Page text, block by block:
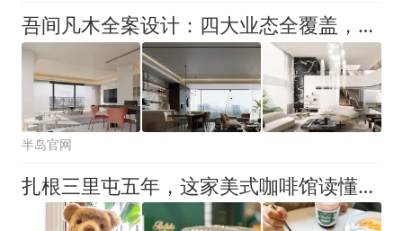
吾间凡木全案设计：四大业态全覆盖，用工程基因重塑珠海高端家装标准
半岛官网
扎根三里屯五年，这家美式咖啡馆读懂北京的松弛感